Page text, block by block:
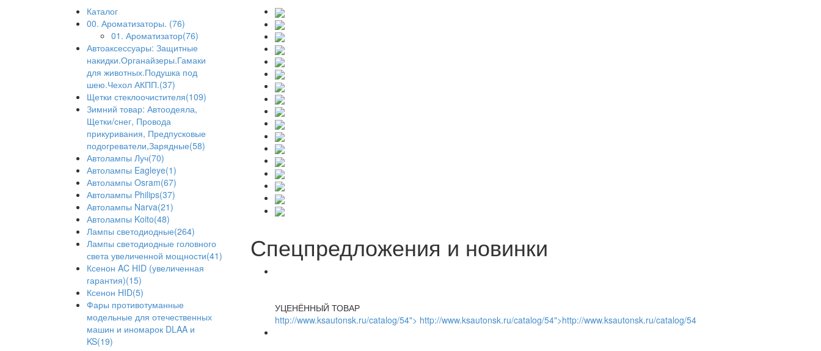
Каталог
00. Ароматизаторы. (76)
01. Ароматизатор(76)
Автоаксессуары: Защитные
накидки.Органайзеры.Гамаки
для животных.Подушка под
шею.Чехол АКПП.(37)
Щетки стеклоочистителя(109)
Зимний товар: Автоодеяла,
Щетки/снег, Провода
прикуривания, Предпусковые
подогреватели,Зарядные(58)
Автолампы Луч(70)
Автолампы Eagleye(1)
Автолампы Osram(67)
Автолампы Philips(37)
Автолампы Narva(21)
Автолампы Koito(48)
Лампы светодиодные(264)
Лампы светодиодные головного
света увеличенной мощности(41)
Ксенон AC HID (увеличенная
гарантия)(15)
Ксенон HID(5)
Фары противотуманные
модельные для отечественных
машин и иномарок DLAA и
KS(19)
Спецпредложения и новинки
УЦЕНЁННЫЙ ТОВАР
http://www.ksautonsk.ru/catalog/54"> http://www.ksautonsk.ru/catalog/54">http://www.ksautonsk.ru/catalog/54